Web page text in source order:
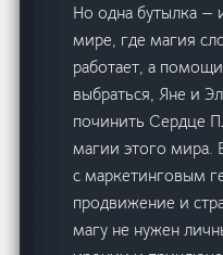
Но одна бутылка —
мире, где магия
работает, а
выбраться, Яне и
починить Сердце
магии этого мира.
с маркетинговым
продвижение и
магу не нужен